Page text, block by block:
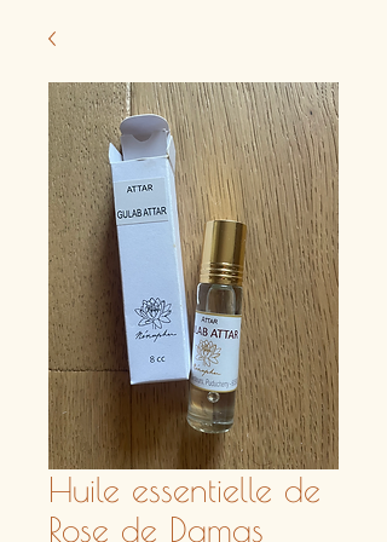
Huile essentielle de
Rose de Damas